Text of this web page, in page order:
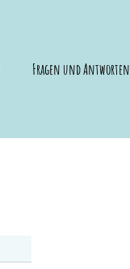
Fragen und Antworten